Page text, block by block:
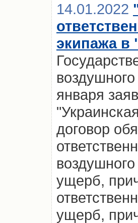
14.01.2022
экипажа в
января
договор
ущерб,
ущерб,